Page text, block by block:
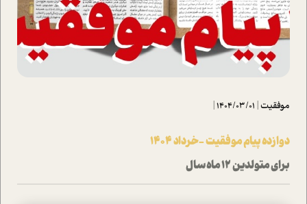
موفقیت|
1404/03/01
|
دوازده پیام موفقیت - خرداد ۱۴۰۴
برای متولدین 12 ماه سال